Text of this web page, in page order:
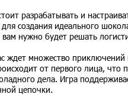
разрабатывать и
создания идеального
вам нужно будет решать
ждет множество
от первого лица, что
дела. Игра
цепочки.